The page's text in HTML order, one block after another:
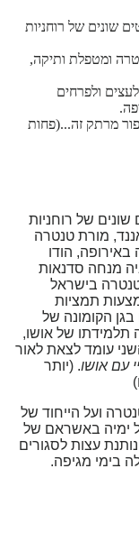
העוסק בהיבטים שונים של רוחניות
ומטפלת ותיקה,
ולפרחים
מרתק זה...(פחות
של רוחניות
מורת טנטרה
הודו
כיום סמבביה מנחה סדנאות
בישראל
תמציות
הקומונה של
היתה סמבביה תלמידתו של אושו,
עומד לצאת לאור
עם אושו. (יותר
ועל הייחוד של
ימיה באשראם של
עצות לסגורים
בימי מגיפה.